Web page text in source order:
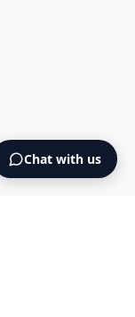
Chat with us